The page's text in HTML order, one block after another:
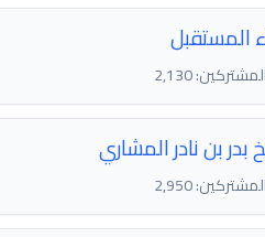
المستقبل
المشتركين: 2,130
بدر بن نادر المشاري
المشتركين: 2,950